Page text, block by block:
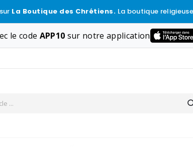
La Boutique des Chrétiens. La boutique
le code APP10 sur notre application